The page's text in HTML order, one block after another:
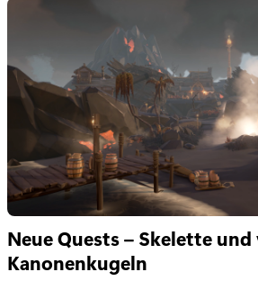
Neue Quests – Skelette
Kanonenkugeln